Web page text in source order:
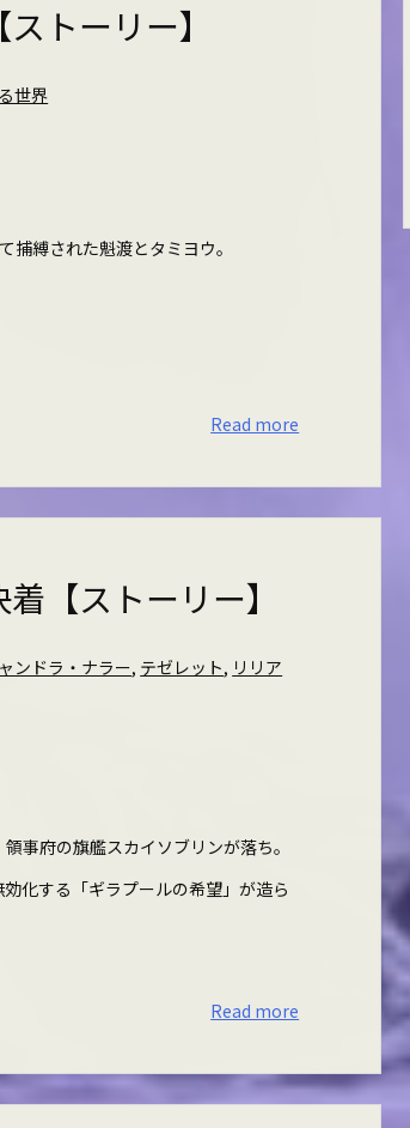
トーリー】
世界
捕縛された魁渡とタミヨウ。
Read more
【ストーリー】
ンドラ・ナラー, テゼレット, リリア
事府の旗艦スカイソブリンが落ち。
化する「ギラプールの希望」が造ら
Read more